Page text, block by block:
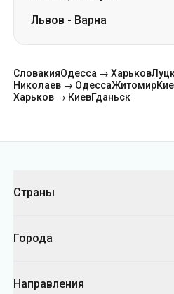
Львов - Варна
СловакияОдесса → Харьков
Николаев → ОдессаЖитомир
Харьков → КиевГданьск
Страны
Города
Направления